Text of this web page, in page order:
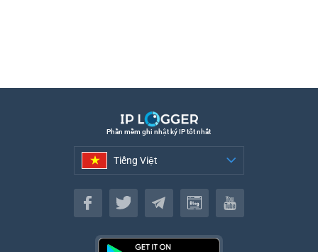
Phần mềm ghi nhật ký IP tốt nhất
Tiếng Việt
Tiếng Việt